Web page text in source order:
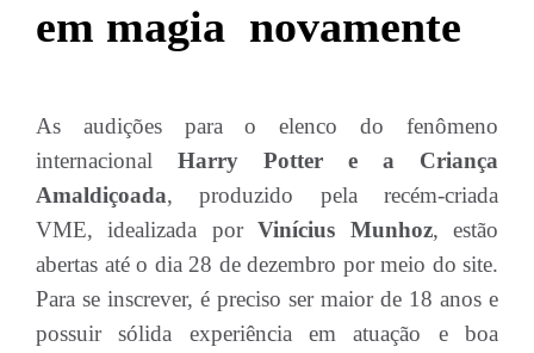
em magia novamente
As audições para o elenco do fenômeno
internacional Harry Potter e a Criança
Amaldiçoada, produzido pela recém-criada
VME, idealizada porVinícius Munhoz, estão
abertas até o dia 28 de dezembro por meio do site.
Para se inscrever, é preciso ser maior de 18 anos e
possuir sólida experiência em atuação e boa